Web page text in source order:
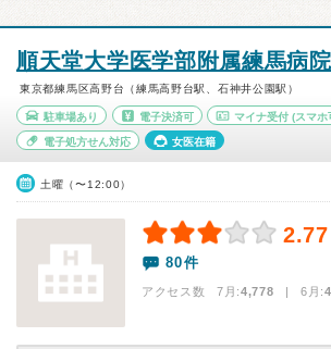
順天堂大学医学部附属練馬病院
東京都練馬区高野台（練馬高野台駅、石神井公園駅）
駐車場あり 電子決済可 マイナ受付 (スマホ
電子処方せん対応 女医在籍
土曜（〜12:00）
2.77
80件
アクセス数 7月:4,778 | 6月: